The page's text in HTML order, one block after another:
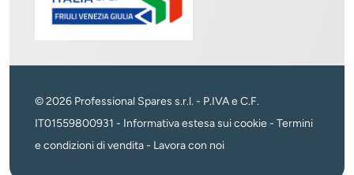
© 2026 Professional Spares s.r.l. - P.IVA e C.F.
IT01559800931 - Informativa estesa sui cookie - Termini
e condizioni di vendita- Lavora con noi